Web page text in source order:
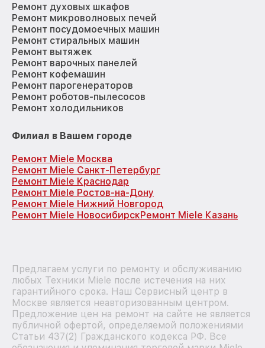
Ремонт духовых шкафов
Ремонт микроволновых печей
Ремонт посудомоечных машин
Ремонт стиральных машин
Ремонт вытяжек
Ремонт варочных панелей
Ремонт кофемашин
Ремонт парогенераторов
Ремонт роботов-пылесосов
Ремонт холодильников
Филиал в Вашем городе
Ремонт Miele Москва
Ремонт Miele Санкт-Петербург
Ремонт Miele Краснодар
Ремонт Miele Ростов-на-Дону
Ремонт Miele Нижний Новгород
Ремонт Miele НовосибирскРемонт Miele Казань
Предлагаем услуги по ремонту и обслуживанию
любых Техники Miele после истечения на них
гарантийного срока. Наш Сервисный центр в
Москве является неавторизованным центром.
Предложение цен на ремонт на сайте не является
публичной офертой, определяемой положениями
Статьи 437(2) Гражданского кодекса РФ. Все